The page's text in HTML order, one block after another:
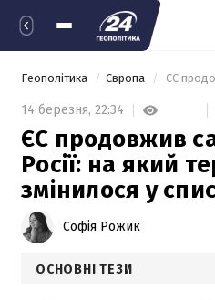
Геополітика Європа
14 березня, 22:34
ЄС продовжив
Росії: на який
змінилося у
Софія Рожик
ОСНОВНІ ТЕЗИ